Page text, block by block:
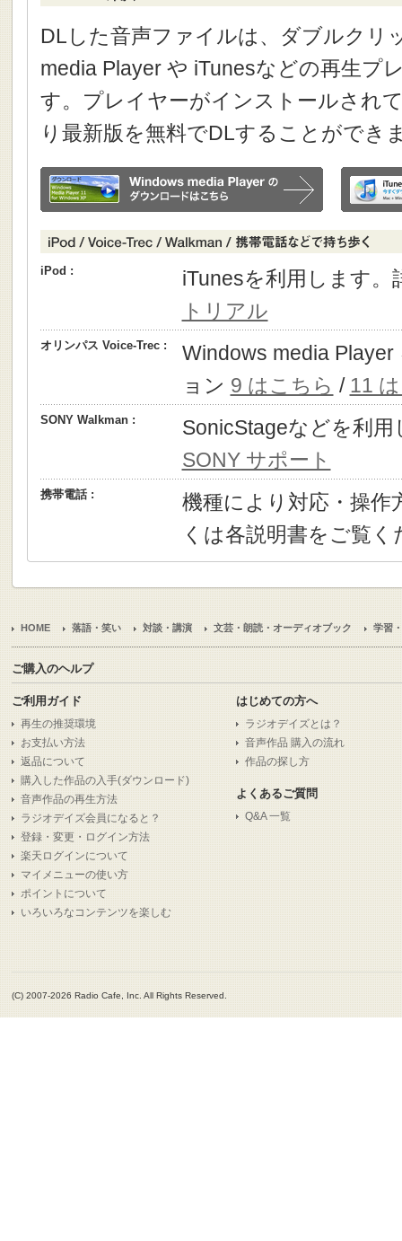
DLした音声ファイルは、ダブルクリ
media Player や iTunesなどの再生プ
す。プレイヤーがインストールされ
り最新版を無料でDLすることができ
iPod :
iTunesを利用します
トリアル
オリンパス Voice-Trec :
Windows media
ョン 9 はこちら / 11
SONY Walkman :
SonicStageなどを利
SONY サポート
携帯電話 :
機種により対応・操作
くは各説明書をご覧く
HOME 落語・笑い 対談・講演 文芸・朗読・オーディオブック 学習
ご購入のヘルプ
ご利用ガイド
再生の推奨環境
お支払い方法
返品について
購入した作品の入手(ダウンロード)
音声作品の再生方法
ラジオデイズ会員になると？
登録・変更・ログイン方法
楽天ログインについて
マイメニューの使い方
ポイントについて
いろいろなコンテンツを楽しむ
はじめての方へ
ラジオデイズとは？
音声作品 購入の流れ
作品の探し方
よくあるご質問
Q&A 一覧
(C) 2007-2026 Radio Cafe, Inc. All Rights Reserved.